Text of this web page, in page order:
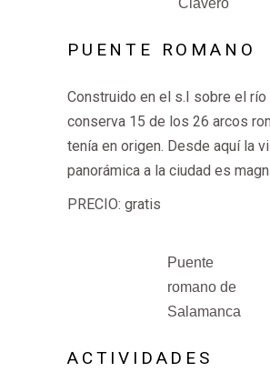
Clavero
PUENTE ROMANO
Construido en el s.I sobre el río
conserva 15 de los 26 arcos
tenía en origen. Desde aquí la
panorámica a la ciudad es
PRECIO: gratis
Puente
romano de
Salamanca
ACTIVIDADES